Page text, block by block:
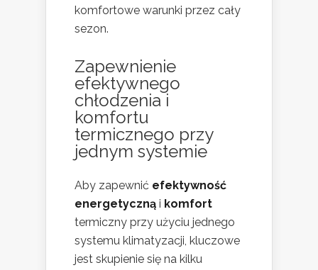
komfortowe warunki przez cały
sezon.
Zapewnienie
efektywnego
chłodzenia i
komfortu
termicznego przy
jednym systemie
Aby zapewnić efektywność
energetyczną i komfort
termiczny przy użyciu jednego
systemu klimatyzacji, kluczowe
jest skupienie się na kilku